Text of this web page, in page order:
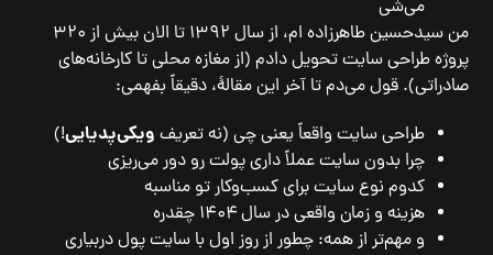
می‌شی
من سیدحسین طاهرزاده ام، از سال ۱۳۹۲ تا الان بیش از ۳۲۰
پروژه طراحی سایت تحویل دادم (از مغازه محلی تا کارخانه‌های
صادراتی). قول می‌دم تا آخر این مقالهٔ، دقیقاً بفهمی:
طراحی سایت واقعاً یعنی چی (نه تعریف ویکی‌پدیایی!)
چرا بدون سایت عملاً داری پولت رو دور می‌ریزی
کدوم نوع سایت برای کسب‌وکار تو مناسبه
هزینه و زمان واقعی در سال ۱۴۰۴ چقدره
و مهم‌تر از همه: چطور از روز اول با سایت پول دربیاری